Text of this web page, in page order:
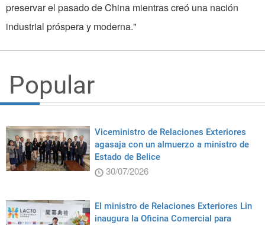
preservar el pasado de China mientras creó una nación
industrial próspera y moderna."
Popular
Viceministro de Relaciones Exteriores
agasaja con un almuerzo a ministro de
Estado de Belice
30/07/2026
El ministro de Relaciones Exteriores Lin
inaugura la Oficina Comercial para